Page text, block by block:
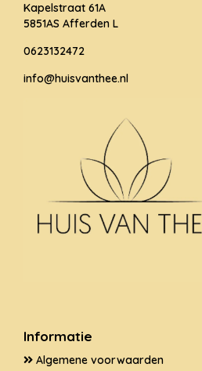
Kapelstraat 61A
5851AS Afferden L
0623132472
info@huisvanthee.nl
Informatie
Algemene voorwaarden